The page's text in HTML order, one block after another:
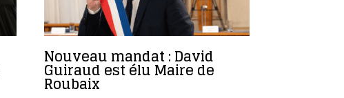
Nouveau mandat : David
Guiraud est élu Maire de
Roubaix